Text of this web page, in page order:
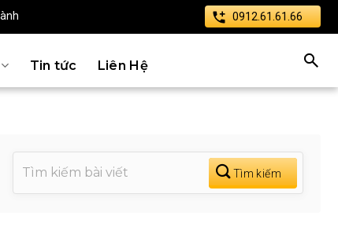
0912.61.61.66
Tin tức Liên Hệ